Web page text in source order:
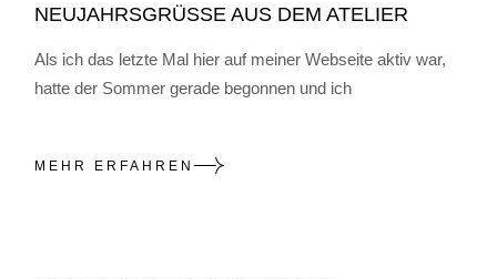
NEUJAHRSGRÜSSE AUS DEM ATELIER
Als ich das letzte Mal hier auf meiner Webseite aktiv war,
hatte der Sommer gerade begonnen und ich
MEHR ERFAHREN